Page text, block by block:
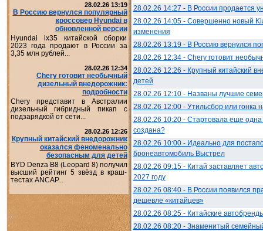
28.02.26 13:19
В Россию вернулся популярный
кроссовер Hyundai в
обновленной версии
Hyundai ix35 китайской сборки
2023 года продают в России за
3,35 млн рублей...
28.02.26 12:34
Chery готовит необычный
дизельный внедорожник:
подробности
Chery представит в Австралии
дизельный гибридный пикап с
подзарядкой от сети...
28.02.26 12:26
Крупный китайский внедорожник
оказался феноменально
безопасным для детей
BYD Denza B8 (Leopard 8) получил
высший рейтинг 5 звёзд в краш-
тестах ANCAP...
28.02.26 14:27 - В России продается
28.02.26 14:05 - Совершенно новый
изменения
28.02.26 13:19 - В Россию вернулся
28.02.26 12:34 - Chery готовит
28.02.26 12:26 - Крупный китайский
детей
28.02.26 12:10 - Названы лучшие
28.02.26 12:00 - Утильсбор или
28.02.26 10:20 - Стартовала еще
создана?
28.02.26 10:00 - Идеально для
бронеавтомобиль Выстрел
28.02.26 09:15 - Китай заставляет
2027 году
28.02.26 08:40 - В России появился
дешевле «китайцев»
28.02.26 08:25 - Китайские
28.02.26 08:20 - Знаменитый